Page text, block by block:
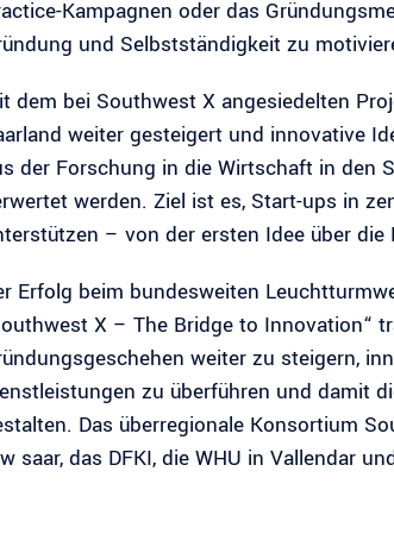
Kampagnen oder das
und Selbstständigkeit zu
dem bei Southwest X angesiedelten
weiter gesteigert und innovative
der Forschung in die Wirtschaft in den
werden. Ziel ist es, Start-ups in
– von der ersten Idee über
Erfolg beim bundesweiten
X – The Bridge to Innovation“
weiter zu steigern,
zu überführen und damit
Das überregionale Konsortium
saar, das DFKI, die WHU in Vallendar